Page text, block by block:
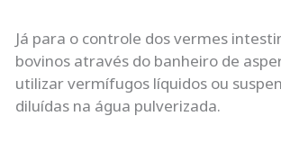
Já para o controle dos vermes
bovinos através do banheiro de
utilizar vermífugos líquidos ou
diluídas na água pulverizada.